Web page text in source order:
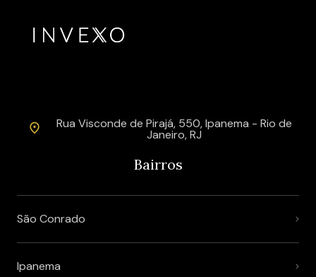
Rua Visconde de Pirajá, 550, Ipanema - Rio de
Janeiro, RJ
Bairros
São Conrado
Ipanema